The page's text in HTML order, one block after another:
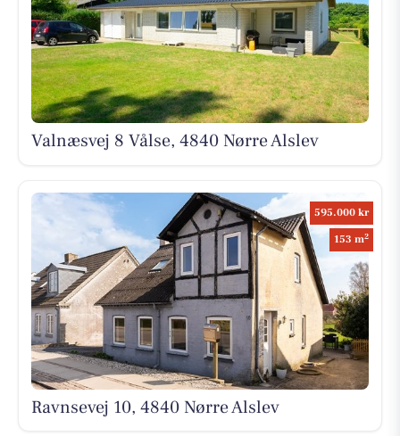
Valnæsvej 8 Vålse, 4840 Nørre Alslev
595.000 kr
153 m2
Ravnsevej 10, 4840 Nørre Alslev